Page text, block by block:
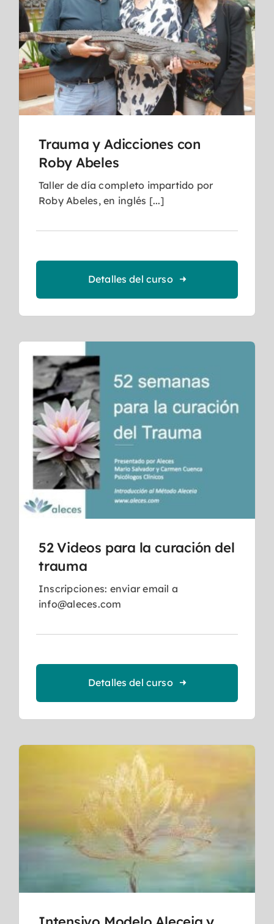
Trauma y Adicciones con
Roby Abeles
Taller de día completo impartido por
Roby Abeles, en inglés [...]
Detalles del curso
52 Videos para la curación del
trauma
Inscripciones: enviar email a
info@aleces.com
Detalles del curso